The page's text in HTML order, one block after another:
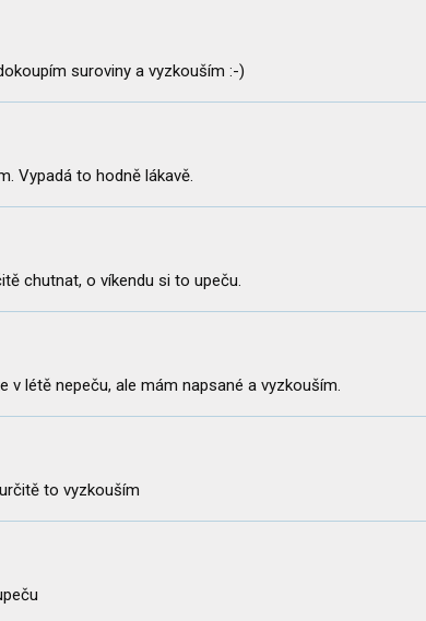
suroviny a vyzkouším :-)
Vypadá to hodně lákavě.
chutnat, o víkendu si to upeču.
v létě nepeču, ale mám napsané a vyzkouším.
to vyzkouším